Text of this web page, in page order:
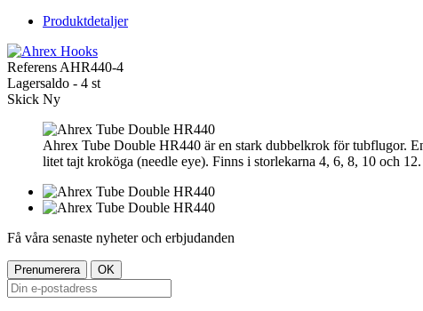
Produktdetaljer
ReferensAHR440-4
Lagersaldo - 4 st
Skick Ny
Ahrex Tube Double HR440 är en stark dubbelkrok för tubflugor.
litet tajt kroköga (needle eye). Finns i storlekarna 4, 6, 8, 10 och
Få våra senaste nyheter och erbjudanden